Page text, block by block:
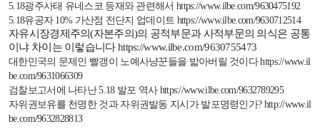
5.18광주사태 유네스코 등재와 관련해서 https://www.ilbe.com/9630475192
5.18유공자10% 가산점 전단지 업데이트 https://www.ilbe.com/9630712514
자유시장경제주의(자본주의)의 공적부문과 사적부문의 의식은 공통
이냐 차이는 이렇습니다https://www.ilbe.com/9630755473
대한민국의 문제인 빨갱이 노예사냥꾼들을 밟아버릴 것이다 https://www.il
be.com/9631066309
검찰보고서에 나타난5.18 발포 역사 https://www.ilbe.com/9632789295
자위권보유를 천명한 것과 자위권발동 지시가 발포명령인가? http://www.il
be.com/9632828813